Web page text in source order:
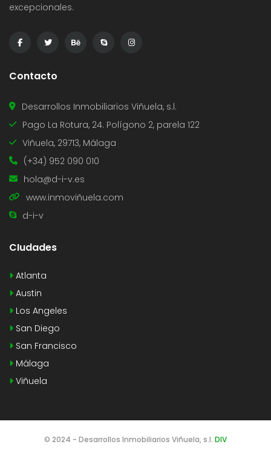
excepcionales.
Contacto
Desarrollos Inmobiliarios Viñuela, s.l.
Pago La Rotura, 24. Polígono 2, parela 122
Viñuela, 29713, Málaga
(+34) 952 090 010
hola@d-i-v.es
www.inmoviñuela.com
d-i-v
CIudades
Atlanta
Austin
Los Angeles
San Diego
San Francisco
Málaga
Viñuela
© 2024 - Desarrollos Inmobiliarios Viñuela, s.l. DIV